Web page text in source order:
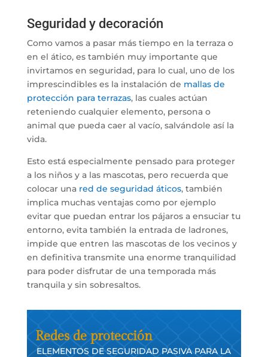
Seguridad y decoración
Como vamos a pasar más tiempo en la terraza o
en el ático, es también muy importante que
invirtamos en seguridad, para lo cual, uno de los
imprescindibles es la instalación de mallas de
protección para terrazas, las cuales actúan
reteniendo cualquier elemento, persona o
animal que pueda caer al vacío, salvándole así la
vida.
Esto está especialmente pensado para proteger
a los niños y a las mascotas, pero recuerda que
colocar una red de seguridad áticos, también
implica muchas ventajas como por ejemplo
evitar que puedan entrar los pájaros a ensuciar tu
entorno, evita también la entrada de ladrones,
impide que entren las mascotas de los vecinos y
en definitiva transmite una enorme tranquilidad
para poder disfrutar de una temporada más
tranquila y sin sobresaltos.
Redes de protección
ELEMENTOS DE SEGURIDAD PASIVA PARA LA